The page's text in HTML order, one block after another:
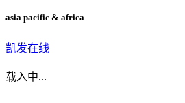
asia pacific & africa
凯发在线
载入中...